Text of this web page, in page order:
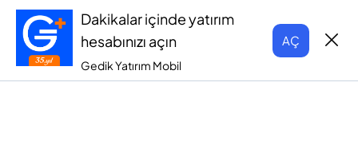
Dakikalar içinde yatırım
hesabınızı açın
Gedik Yatırım Mobil
AÇ